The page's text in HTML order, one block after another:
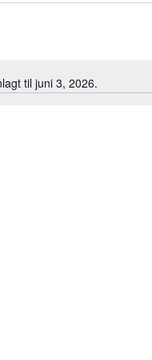
til juni 3, 2026.